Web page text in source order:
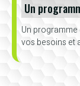
Un
Un
vos besoins et